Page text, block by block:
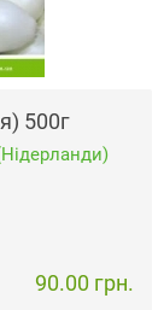
500г
90.00 грн.